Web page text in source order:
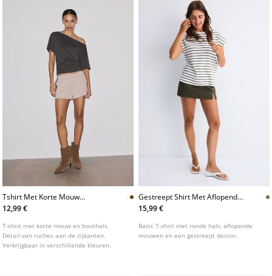
Tshirt Met Korte Mouw
Boothals En Ruches
12,99 €
T-shirt met korte mouw en boothals.
Detail van ruches aan de zijkanten.
Verkrijgbaar in verschillende kleuren.
Gestreept Shirt Met Aflopende
Mouw
15,99 €
Basic T-shirt met ronde hals, aflopende
mouwen en een gestreept dessin.